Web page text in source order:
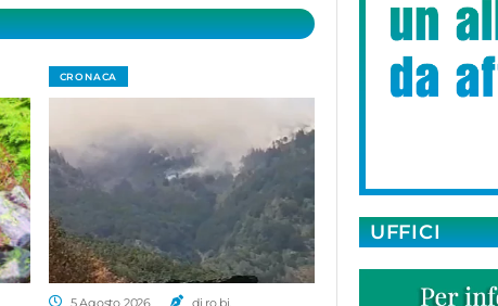
CRONACA
5 Agosto 2026
di ro.bi.
UFFICI